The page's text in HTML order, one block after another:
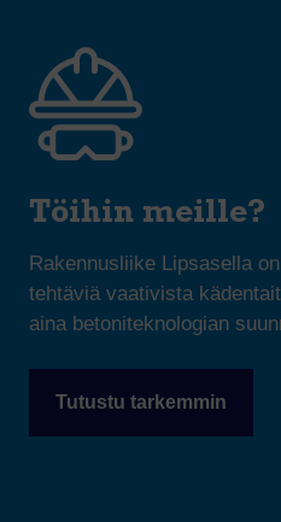
Töihin meille?
Rakennusliike Lipsasella
tehtäviä vaativista
aina betoniteknologian
Tutustu tarkemmin